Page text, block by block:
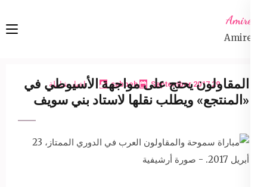
content
Enter)
Amireta
Amireta
29 September 2017
sabbeh اخبار شاملة
المقاولون يحتج على مواجهة الأسيوطي في
«المنتجع» ويطلب نقلها لاستاد بني سويف